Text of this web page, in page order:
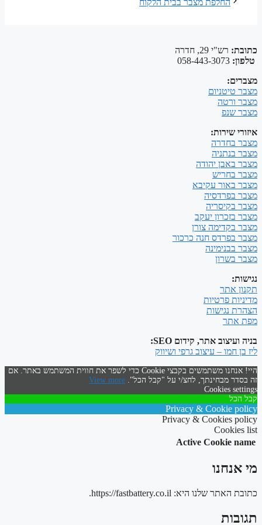
כתובת: רש"י 29, חדרה
טלפון:
מצברים:
מצבר טיטניום
מצבר ורטה
מצבר שנפ
איזורי שירות:
מצבר בחדרה
מצבר בנתניה
מצבר באבן יהודה
מצבר בחריש
מצבר באור עקיבא
מצבר בפרדסיה
מצבר בקיסריה
מצבר בזכרון יעקב
מצבר בקדימה צורן
מצבר בפרדס חנה כרכור
מצבר בבנימינה
מצבר בשרון
נגישות:
תקנון אתר
מדיניות פרטיות
הצהרת נגישות
מפת אתר
בניה ועיצוב אתר, קידום SEO:
ליז בן חמו – עיצוב גרפי ושיווק
היי! אנחנו משתמשים בקבצי Cookie כדי לשפר את חווית המשתמש באתר. אם
זה בסדר מבחינתך, לחצ/י על "קבל הכל". View more
Cookies settings
קבל הכל
Privacy & Cookie policy
Privacy & Cookies policy
Cookies list
Cookie name
Active
מי אנחנו
כתובת האתר שלנו היא: https://fastbattery.co.il.
תגובות